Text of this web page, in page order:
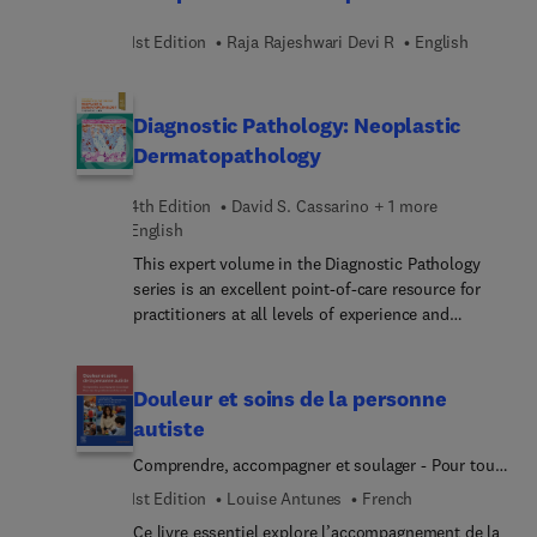
management for global health in low-resource
1st Edition Raja Rajeshwari Devi R English
Diagnostic Pathology: Neoplastic
Dermatopathology
4th Edition
David S. Cassarino + 1 more
English
This expert volume in the Diagnostic Pathology
series is an excellent point-of-care resource for
practitioners at all levels of experience and
incorporates the most recent clinical, pathologic,
and molecular knowledge in the field to provide a
comprehensive overview of all key issues relevant
to today’s practice. Succinctly written, richly
illustrated, and easy to use, Diagnostic Pathology:
Douleur et soins de la personne
autiste
Comprendre, accompagner et soulager - Pour tous
les professionnels de santé
1st Edition Louise Antunes
French
Ce livre essentiel explore l’accompagnement de la